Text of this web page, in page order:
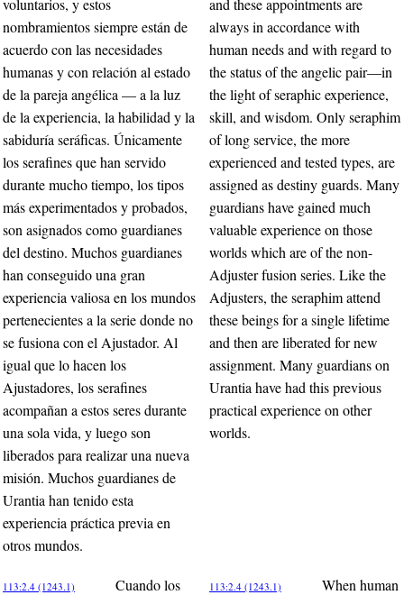
voluntarios, y estos
nombramientos siempre están de
acuerdo con las necesidades
humanas y con relación al estado
de la pareja angélica — a la luz
de la experiencia, la habilidad y la
sabiduría seráficas. Únicamente
los serafines que han servido
durante mucho tiempo, los tipos
más experimentados y probados,
son asignados como guardianes
del destino. Muchos guardianes
han conseguido una gran
experiencia valiosa en los mundos
pertenecientes a la serie donde no
se fusiona con el Ajustador. Al
igual que lo hacen los
Ajustadores, los serafines
acompañan a estos seres durante
una sola vida, y luego son
liberados para realizar una nueva
misión. Muchos guardianes de
Urantia han tenido esta
experiencia práctica previa en
otros mundos.
and these appointments are
always in accordance with
human needs and with regard to
the status of the angelic pair—in
the light of seraphic experience,
skill, and wisdom. Only seraphim
of long service, the more
experienced and tested types, are
assigned as destiny guards. Many
guardians have gained much
valuable experience on those
worlds which are of the non-
Adjuster fusion series. Like the
Adjusters, the seraphim attend
these beings for a single lifetime
and then are liberated for new
assignment. Many guardians on
Urantia have had this previous
practical experience on other
worlds.
113:2.4 (1243.1)
Cuando los
113:2.4 (1243.1)
When human